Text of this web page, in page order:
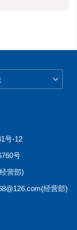
号-12
号
营部)
(经营部)